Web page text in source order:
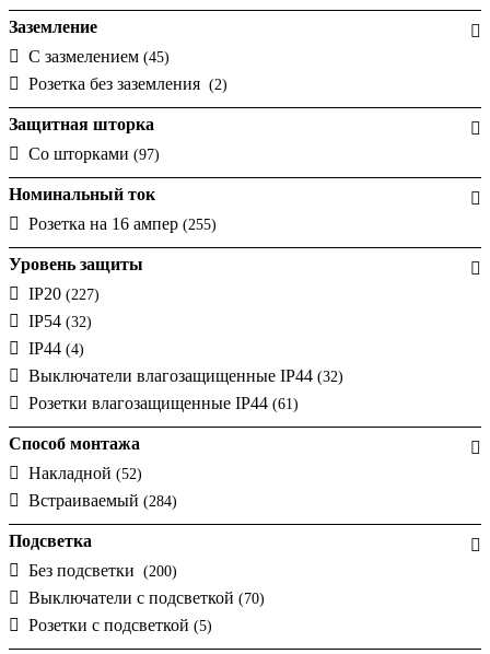
Заземление
С зазмелением (45)
Розетка без заземления (2)
Защитная шторка
Cо шторками (97)
Номинальный ток
Розетка на 16 ампер (255)
Уровень защиты
IP20 (227)
IP54 (32)
ІР44 (4)
Выключатели влагозащищенные IP44 (32)
Розетки влагозащищенные IP44 (61)
Способ монтажа
Накладной (52)
Встраиваемый (284)
Подсветка
Без подсветки (200)
Выключатели с подсветкой (70)
Розетки с подсветкой (5)